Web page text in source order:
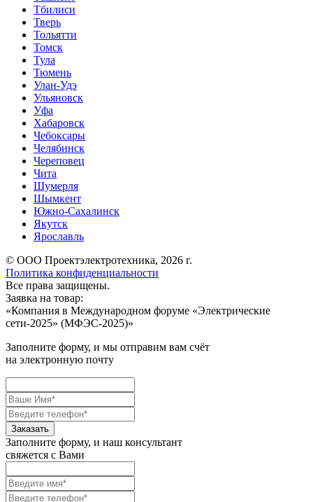
Тбилиси
Тверь
Тольятти
Томск
Тула
Тюмень
Улан-Удэ
Ульяновск
Уфа
Хабаровск
Чебоксары
Челябинск
Череповец
Чита
Шумерля
Шымкент
Южно-Сахалинск
Якутск
Ярославль
© ООО Проектэлектротехника, 2026 г.
Политика конфиденциальности
Все права защищены.
Заявка на товар:
«Компания в Международном форуме «Электрические
сети-2025» (МФЭС-2025)»
Заполните форму, и мы отправим вам счёт
на электронную почту
Заполните форму, и наш консультант
свяжется с Вами